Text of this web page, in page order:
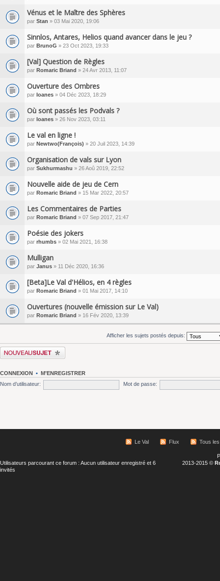
Vénus et le Maître des Sphères
par Stan » 03 Mai 2020, 19:06
Sinnlos, Antares, Helios quand avancer dans le jeu ?
par BrunoG » 23 Oct 2023, 19:33
[Val] Question de Règles
par Romaric Briand » 24 Avr 2013, 11:07
Ouverture des Ombres
par Ioanes » 04 Déc 2023, 18:29
Où sont passés les Podvals ?
par Ioanes » 26 Nov 2023, 03:11
Le val en ligne !
par Newtwo(François) » 20 Juil 2023, 14:39
Organisation de vals sur Lyon
par Sukhurmashu » 26 Aoû 2019, 22:52
Nouvelle aide de jeu de Cern
par Romaric Briand » 15 Mar 2022, 20:57
Les Commentaires de Parties
par Romaric Briand » 07 Sep 2017, 21:47
Poésie des jokers
par rhumbs » 02 Mai 2021, 16:38
Mulligan
par Janus » 11 Déc 2020, 16:36
[Beta]Le Val d'Hélios, en 4 règles
par Romaric Briand » 01 Mai 2017, 14:10
Ouvertures (nouvelle émission sur Le Val)
par Romaric Briand » 16 Fév 2020, 13:39
Afficher les sujets postés depuis:
Écrire un nouveau sujet
CONNEXION • M’ENREGISTRER
Nom d’utilisateur:
Mot de passe:
Le Val Flux Tous
Utilisateurs parcourant ce forum : Aucun utilisateur enregistré et 6
invités
2013-2015 ©